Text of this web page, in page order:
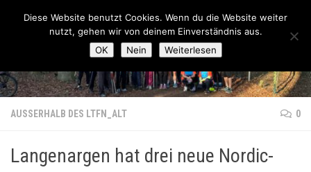
Zum Inhalt springen
Lauftreff-FN
AUSSERHALB DES LTFN_ALT 0
Langenargen hat drei neue Nordic-
Diese Website benutzt Cookies. Wenn du die Website weiter
nutzt, gehen wir von deinem Einverständnis aus.
OK
Nein Weiterlesen